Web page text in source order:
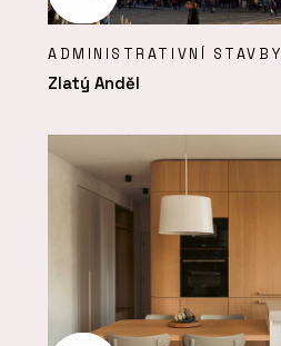
ADMINISTRATIVNÍ STAVBY
Zlatý Anděl